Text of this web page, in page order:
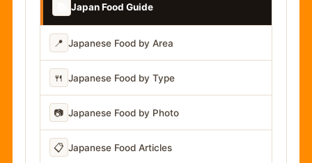
Japan Food Guide
📍 Japanese Food by Area
🍴 Japanese Food by Type
📷 Japanese Food by Photo
📋 Japanese Food Articles